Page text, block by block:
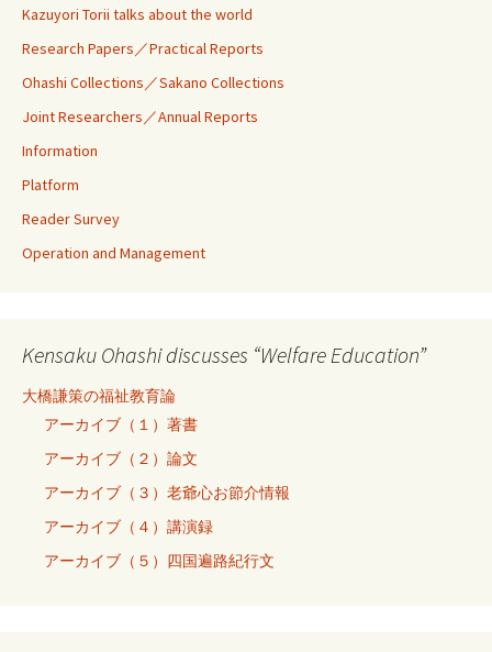
Kazuyori Torii talks about the world
Research Papers／Practical Reports
Ohashi Collections／Sakano Collections
Joint Researchers／Annual Reports
Information
Platform
Reader Survey
Operation and Management
Kensaku Ohashi discusses “Welfare Education”
大橋謙策の福祉教育論
アーカイブ（１）著書
アーカイブ（２）論文
アーカイブ（３）老爺心お節介情報
アーカイブ（４）講演録
アーカイブ（５）四国遍路紀行文